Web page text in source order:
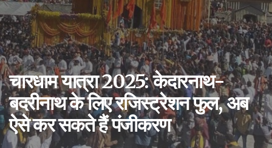
चारधाम यात्रा 2025: केदारनाथ-
बदरीनाथ के लिए रजिस्ट्रेशन फुल, अब
ऐसे कर सकते हैं पंजीकरण